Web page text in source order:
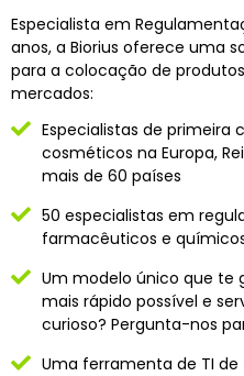
Especialista em
anos, a Biorius oferece uma
para a colocação de
mercados:
Especialistas de primeira
cosméticos na Europa,
mais de 60 países
50 especialistas em
farmacêuticos e
Um modelo único que te
mais rápido possível e
curioso? Pergunta-nos
Uma ferramenta de TI